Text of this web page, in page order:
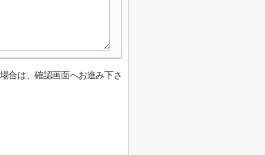
合は、確認画面へお進み下さ